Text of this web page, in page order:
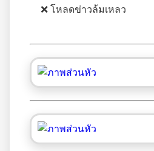
❌ โหลดข่าวล้มเหลว